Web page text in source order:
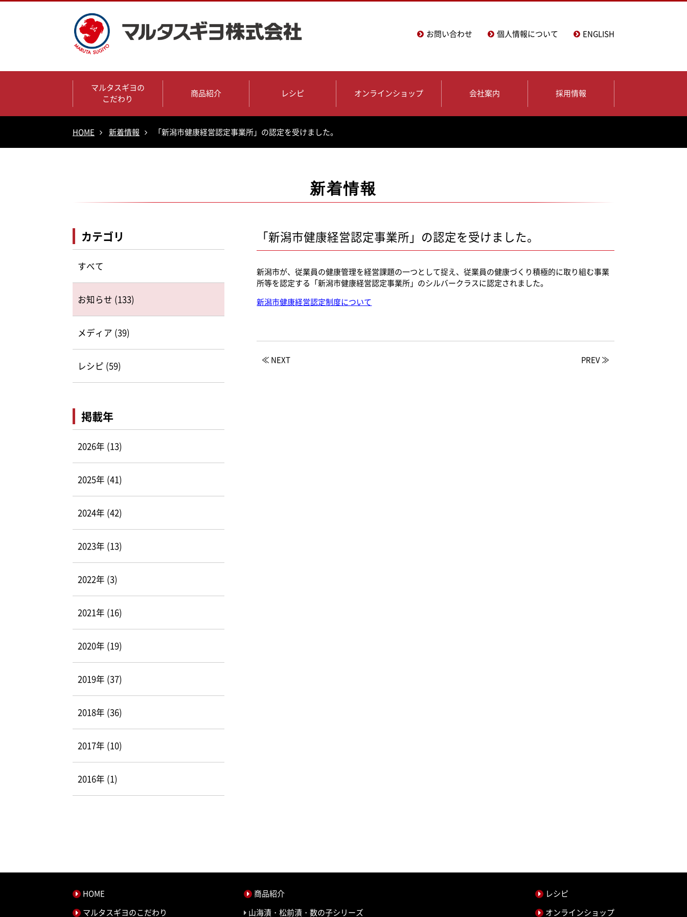
お問い合わせ 個人情報について ENGLISH
マルタスギヨの
こだわり
商品紹介 レシピ オンラインショップ 会社案内 採用情報
HOME 新着情報 「新潟市健康経営認定事業所」の認定を受けました。
新着情報
「新潟市健康経営認定事業所」の認定を受けました。
新潟市が、従業員の健康管理を経営課題の一つとして捉え、従業員の健康づくり積極的に取り組む事業
所等を認定する「新潟市健康経営認定事業所」のシルバークラスに認定されました。
新潟市健康経営認定制度について
≪ NEXT PREV ≫
カテゴリ
すべて
お知らせ (133)
メディア (39)
レシピ (59)
掲載年
2026年 (13)
2025年 (41)
2024年 (42)
2023年 (13)
2022年 (3)
2021年 (16)
2020年 (19)
2019年 (37)
2018年 (36)
2017年 (10)
2016年 (1)
HOME
マルタスギヨのこだわり
商品紹介
山海漬・松前漬・数の子シリーズ
レシピ
オンラインショップ